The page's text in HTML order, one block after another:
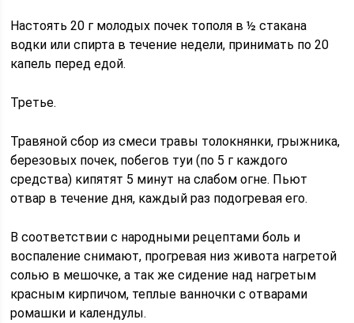
Настоять 20 г молодых почек тополя в ½ стакана
водки или спирта в течение недели, принимать по 20
капель перед едой.
Третье.
Травяной сбор из смеси травы толокнянки, грыжника,
березовых почек, побегов туи (по 5 г каждого
средства) кипятят 5 минут на слабом огне. Пьют
отвар в течение дня, каждый раз подогревая его.
В соответствии с народными рецептами боль и
воспаление снимают, прогревая низ живота нагретой
солью в мешочке, а так же сидение над нагретым
красным кирпичом, теплые ванночки с отварами
ромашки и календулы.